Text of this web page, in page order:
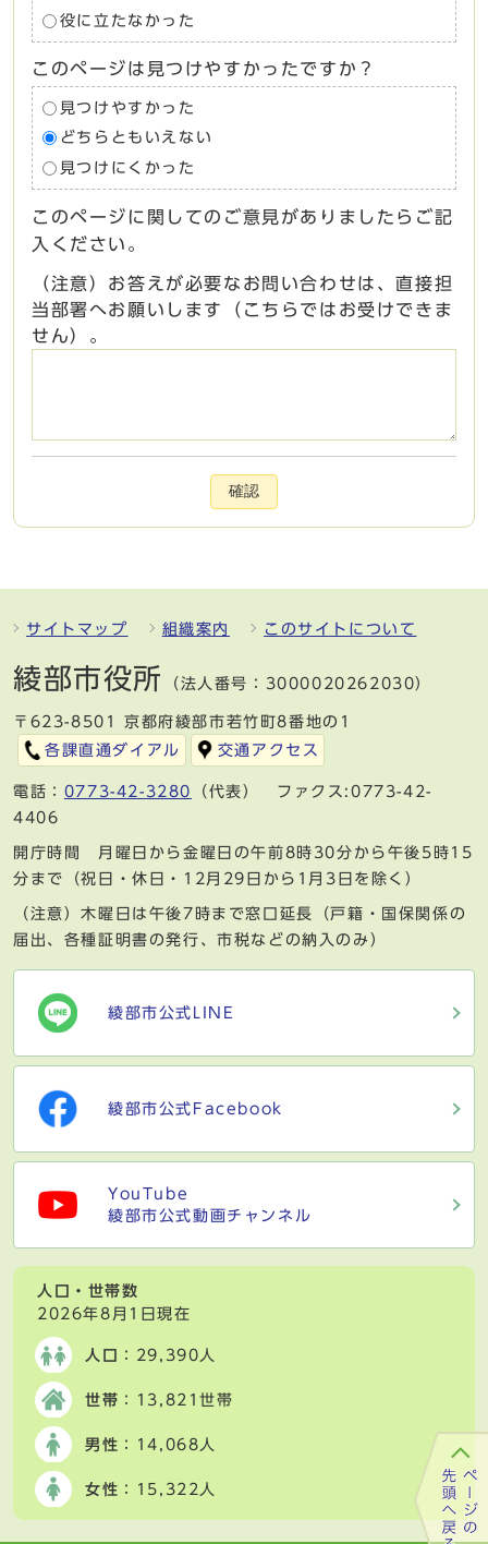
役に立たなかった
このページは見つけやすかったですか？
見つけやすかった
どちらともいえない
見つけにくかった
このページに関してのご意見がありましたらご記
入ください。
（注意）お答えが必要なお問い合わせは、直接担
当部署へお願いします（こちらではお受けできま
せん）。
確認
サイトマップ 組織案内 このサイトについて
綾部市役所 （法人番号：3000020262030）
〒623-8501 京都府綾部市若竹町8番地の1
各課直通ダイアル
交通アクセス
電話： 0773-42-3280
（代表） ファクス:0773-42-
4406
開庁時間 月曜日から金曜日の午前8時30分から午後5時15
分まで（祝日・休日・12月29日から1月3日を除く）
（注意）木曜日は午後7時まで窓口延長（戸籍・国保関係の
届出、各種証明書の発行、市税などの納入のみ）
綾部市公式LINE
綾部市公式Facebook
YouTube
綾部市公式動画チャンネル
人口・世帯数
2026年8月1日現在
人口 ：29,390人
世帯 ：13,821世帯
男性 ：14,068人
女性 ：15,322人